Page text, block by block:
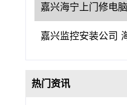
嘉兴海宁上门修电
热门资讯